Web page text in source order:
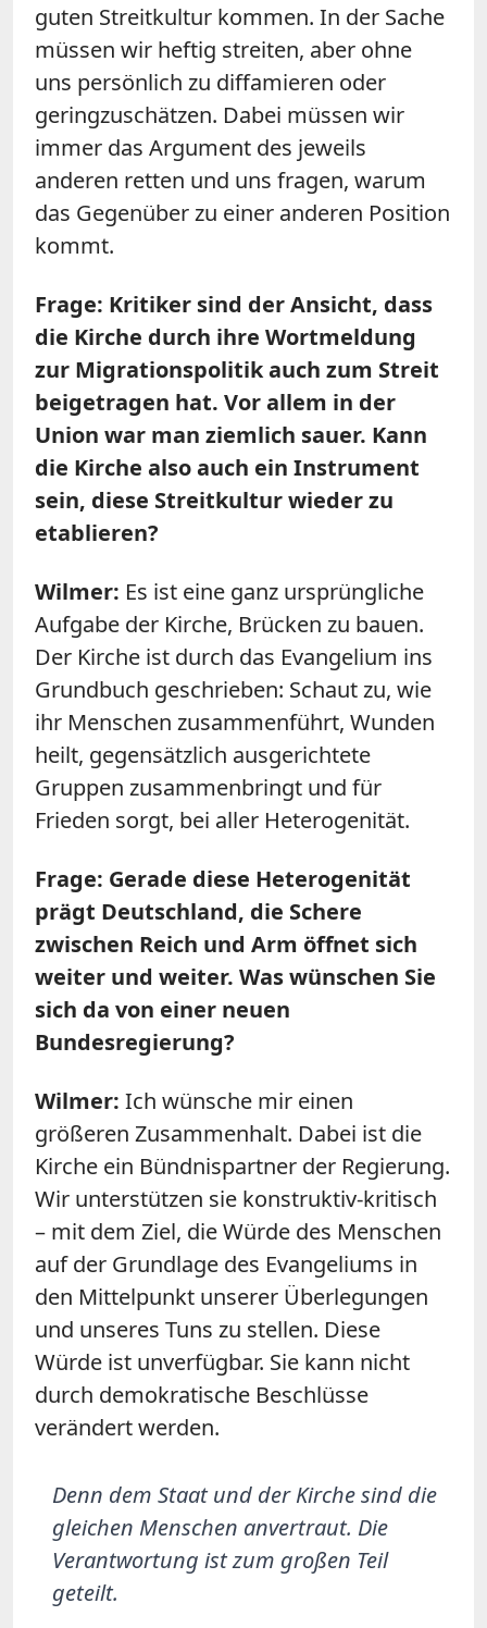
guten Streitkultur kommen. In der Sache
müssen wir heftig streiten, aber ohne
uns persönlich zu diffamieren oder
geringzuschätzen. Dabei müssen wir
immer das Argument des jeweils
anderen retten und uns fragen, warum
das Gegenüber zu einer anderen Position
kommt.
Frage: Kritiker sind der Ansicht, dass
die Kirche durch ihre Wortmeldung
zur Migrationspolitik auch zum Streit
beigetragen hat. Vor allem in der
Union war man ziemlich sauer. Kann
die Kirche also auch ein Instrument
sein, diese Streitkultur wieder zu
etablieren?
Wilmer: Es ist eine ganz ursprüngliche
Aufgabe der Kirche, Brücken zu bauen.
Der Kirche ist durch das Evangelium ins
Grundbuch geschrieben: Schaut zu, wie
ihr Menschen zusammenführt, Wunden
heilt, gegensätzlich ausgerichtete
Gruppen zusammenbringt und für
Frieden sorgt, bei aller Heterogenität.
Frage: Gerade diese Heterogenität
prägt Deutschland, die Schere
zwischen Reich und Arm öffnet sich
weiter und weiter. Was wünschen Sie
sich da von einer neuen
Bundesregierung?
Wilmer: Ich wünsche mir einen
größeren Zusammenhalt. Dabei ist die
Kirche ein Bündnispartner der Regierung.
Wir unterstützen sie konstruktiv-kritisch
– mit dem Ziel, die Würde des Menschen
auf der Grundlage des Evangeliums in
den Mittelpunkt unserer Überlegungen
und unseres Tuns zu stellen. Diese
Würde ist unverfügbar. Sie kann nicht
durch demokratische Beschlüsse
verändert werden.
Denn dem Staat und der Kirche sind die
gleichen Menschen anvertraut. Die
Verantwortung ist zum großen Teil
geteilt.